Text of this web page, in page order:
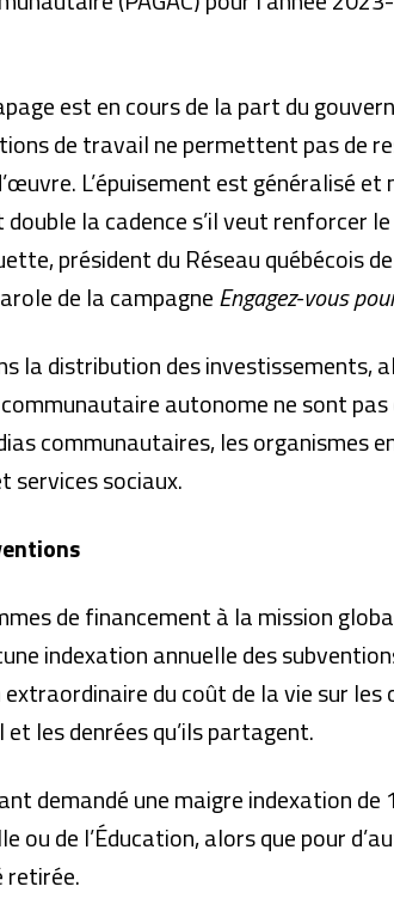
est en cours de la part du
de travail ne permettent pas de
L’épuisement est généralisé et
la cadence s’il veut renforcer
président du Réseau québécois
de la campagneEngagez-vous
la distribution des investissements,
autonome ne sont
communautaires, les organismes
services sociaux.
de financement à la mission
indexation annuelle des
du coût de la vie sur
les denrées qu’ils partagent.
demandé une maigre indexation de
ou de l’Éducation, alors que pour
retirée.